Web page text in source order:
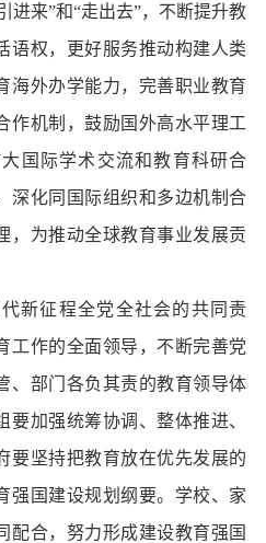
进来”和“走出去”，不断提升教
语权，更好服务推动构建人类
海外办学能力，完善职业教育
作机制，鼓励国外高水平理工
国际学术交流和教育科研合
深化同国际组织和多边机制合
，为推动全球教育事业发展贡
征程全党全社会的共同责
工作的全面领导，不断完善党
、部门各负其责的教育领导体
加强统筹协调、整体推进、
要坚持把教育放在优先发展的
强国建设规划纲要。学校、家
配合，努力形成建设教育强国